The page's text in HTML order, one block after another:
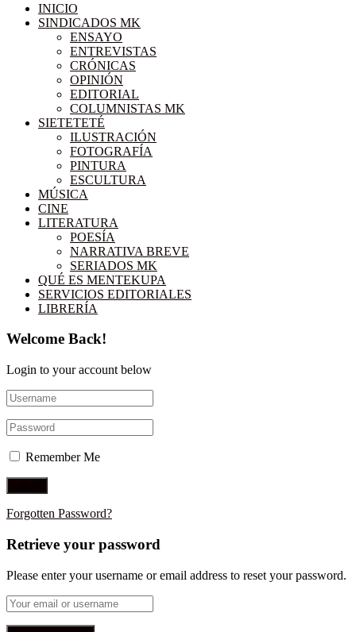
INICIO
SINDICADOS MK
ENSAYO
ENTREVISTAS
CRÓNICAS
OPINIÓN
EDITORIAL
COLUMNISTAS MK
SIETETETÉ
ILUSTRACIÓN
FOTOGRAFÍA
PINTURA
ESCULTURA
MÚSICA
CINE
LITERATURA
POESÍA
NARRATIVA BREVE
SERIADOS MK
QUÉ ES MENTEKUPA
SERVICIOS EDITORIALES
LIBRERÍA
Welcome Back!
Login to your account below
Remember Me
Forgotten Password?
Retrieve your password
Please enter your username or email address to reset your password.